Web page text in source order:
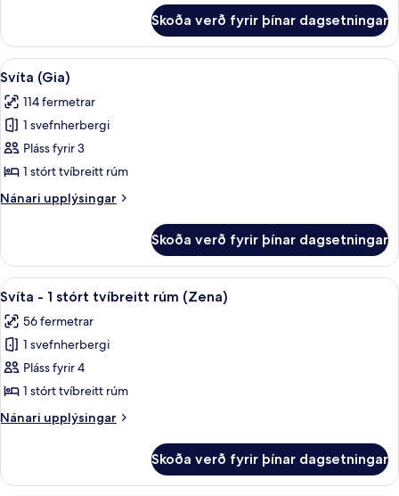
Circle
View)
-
stórt
tvíbreitt
rúm
(Zena
View)
Skoða verð fyrir þínar dagsetningar
Skoða
allar
myndir
fyrir
Svíta
(Gia)
Svíta (Gia) | Ítölsk Frette-rúmföt,
9
Svíta (Gia)
114 fermetrar
1 svefnherbergi
Pláss fyrir 3
1 stórt tvíbreitt rúm
Nánari upplýsingar
Nánari
(Gia)
Skoða verð fyrir þínar dagsetningar
Skoða
allar
myndir
fyrir
Svíta
-
1
stórt
rúm
(Zena)
Svíta - 1 stórt tvíbreitt rúm (Zena) |
9
Svíta - 1 stórt tvíbreitt rúm (Zena)
56 fermetrar
1 svefnherbergi
Pláss fyrir 4
1 stórt tvíbreitt rúm
Nánari upplýsingar
Nánari
-
Skoða verð fyrir þínar dagsetningar